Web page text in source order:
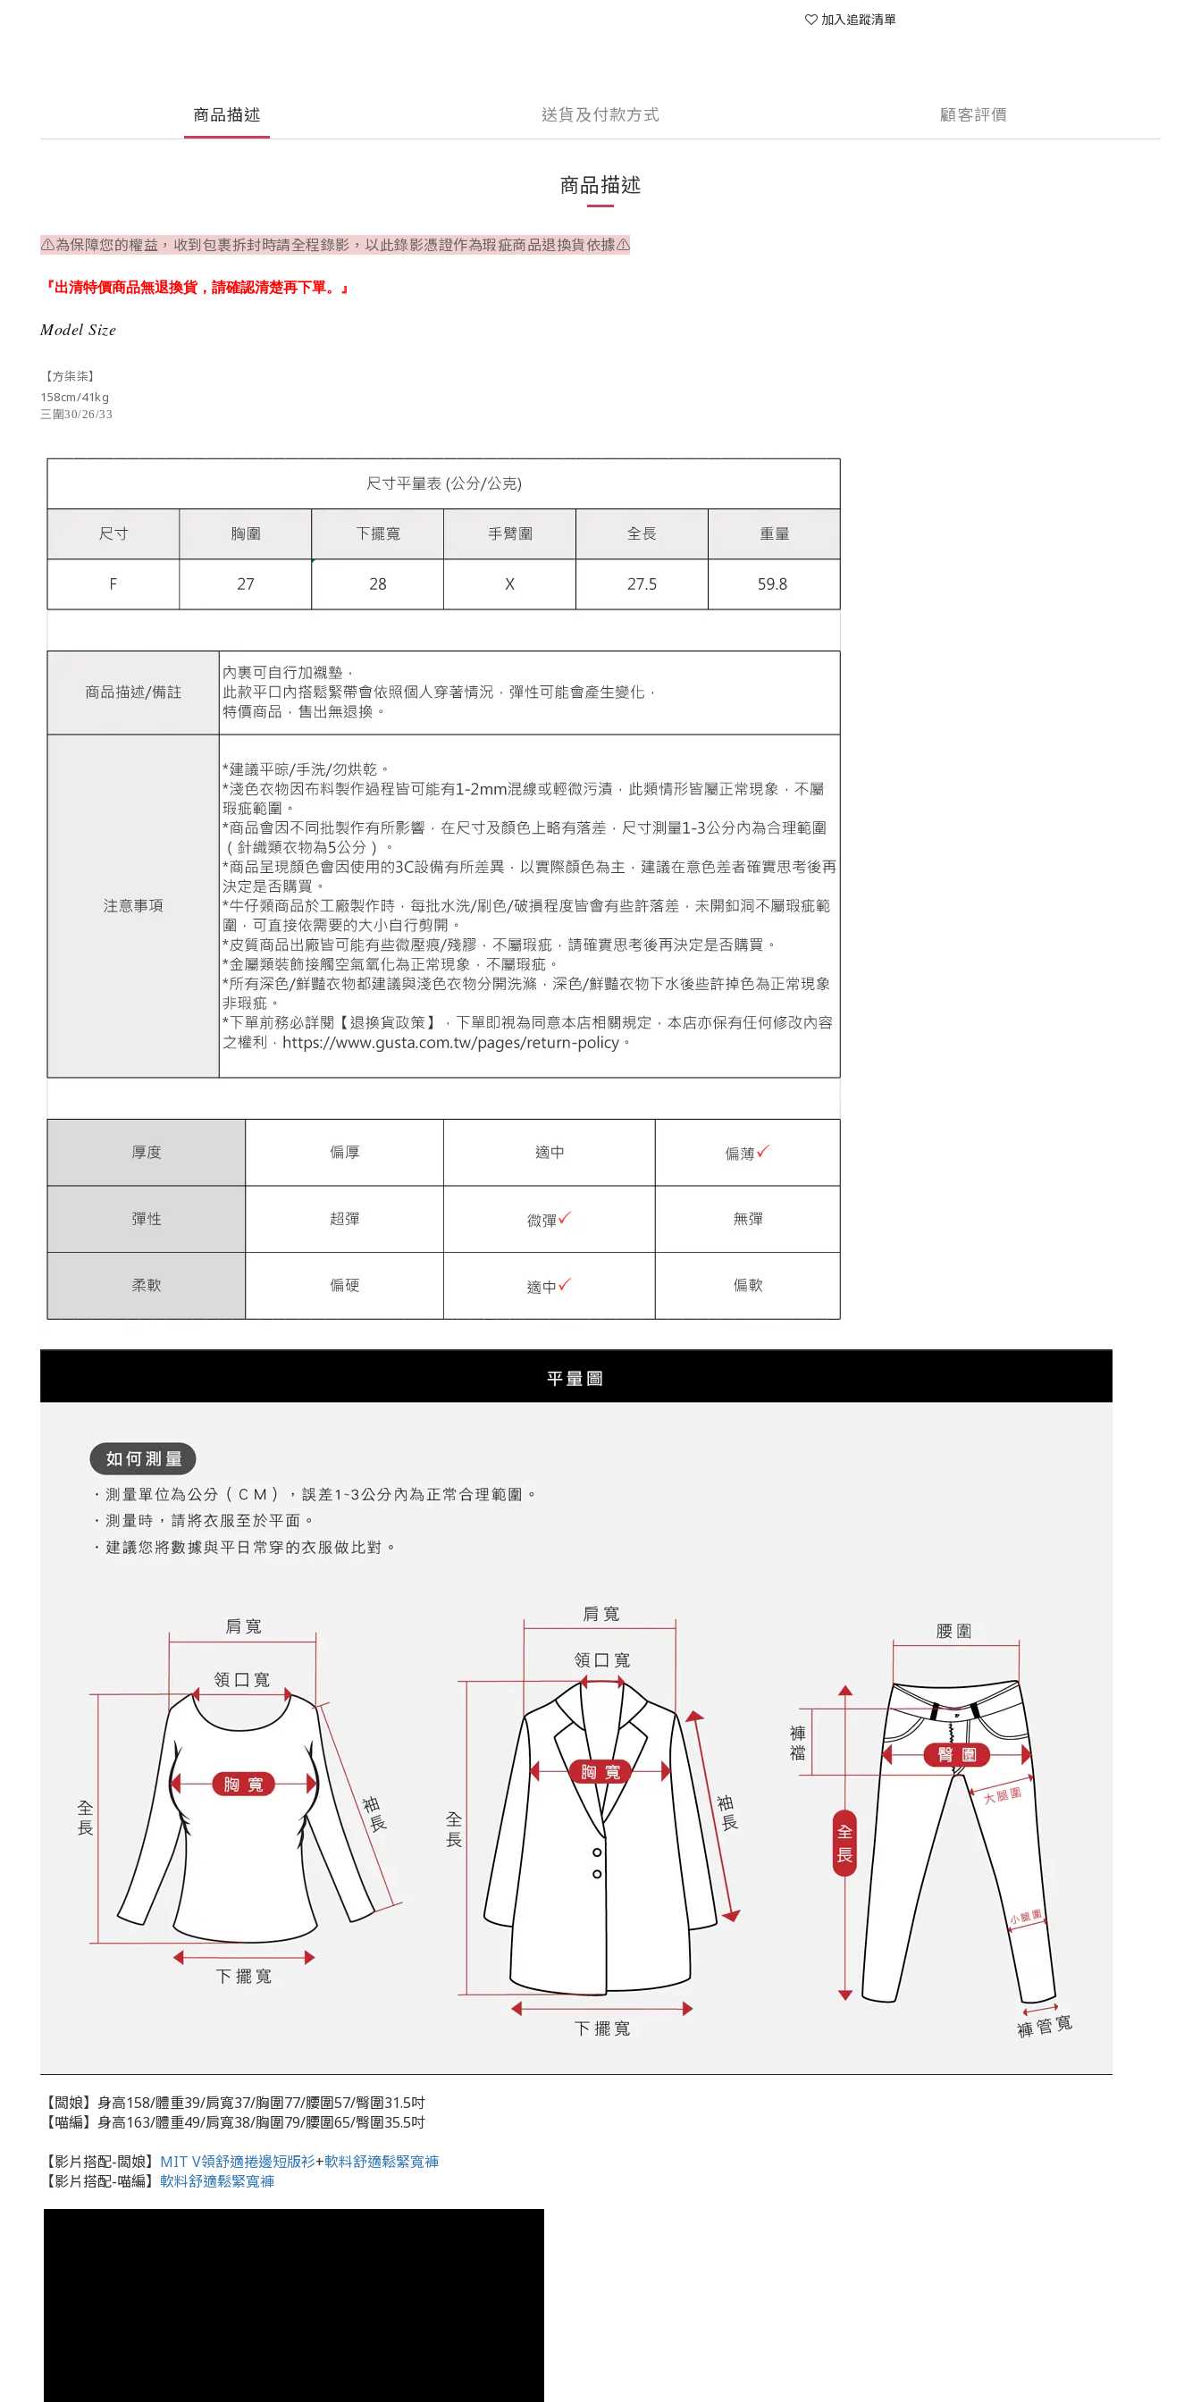
加入追蹤清單
商品描述 送貨及付款方式 顧客評價
商品描述
⚠為保障您的權益，收到包裹拆封時請全程錄影，以此錄影憑證作為瑕疵商品退換貨依據⚠
『出清特價商品無退換貨，請確認清楚再下單。』
Model Size
【方柒柒】
158cm/41kg
三圍30/26/33
【闆娘】身高158/體重39/肩寬37/胸圍77/腰圍57/臀圍31.5吋
【喵編】身高163/體重49/肩寬38/胸圍79/腰圍65/臀圍35.5吋
【影片搭配-闆娘】 MIT V領舒適捲邊短版衫+軟料舒適鬆緊寬褲
【影片搭配-喵編】 軟料舒適鬆緊寬褲